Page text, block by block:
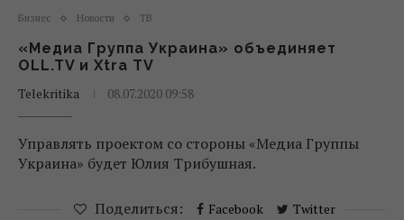
Бизнес Новости ТВ
«Медиа Группа Украина» объединяет
OLL.TV и Xtra TV
Telekritika
08.07.2020 09:58
Управлять проектом со стороны «Медиа Группы
Украина» будет Юлия Трибушная.
Поделиться: Facebook Twitter